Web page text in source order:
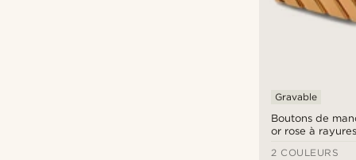
Boutons de
or rose à rayures
Gravable
2 COULEURS